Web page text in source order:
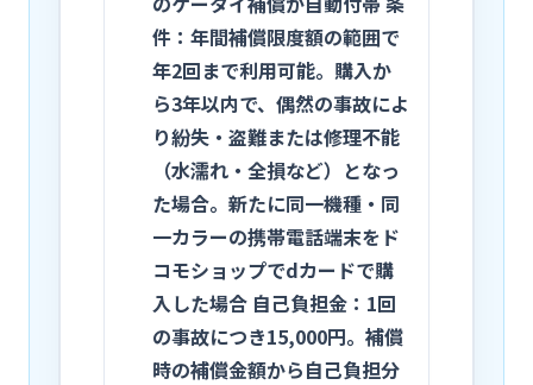
件：年間補償限度額の範囲で
年2回まで利用可能。購入か
ら3年以内で、偶然の事故によ
り紛失・盗難または修理不能
（水濡れ・全損など）となっ
た場合。新たに同一機種・同
一カラーの携帯電話端末をド
コモショップでdカードで購
入した場合 自己負担金：1回
の事故につき15,000円。補償
時の補償金額から自己負担分